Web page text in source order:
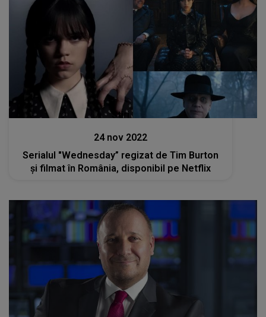
Stiri
24 nov 2022
Serialul "Wednesday” regizat de Tim Burton
şi filmat în România, disponibil pe Netflix